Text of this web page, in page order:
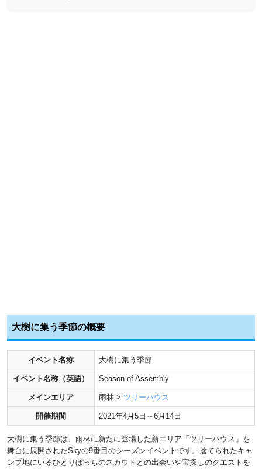
大樹に集う季節の概要
イベント名称 大樹に集う季節
イベント名称（英語） Season of Assembly
メインエリア 雨林 > ツリーハウス
開催期間 2021年4月5日～6月14日
大樹に集う季節は、雨林に新たに登場した新エリア「ツリーハウス」を
舞台に展開されたSkyの9番目のシーズンイベントです。捨てられたキャ
ンプ地にいるひとりぼっちのスカウトとの出会いや宝探しのクエストを